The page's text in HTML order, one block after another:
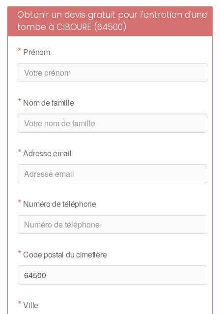
Obtenir un devis gratuit pour l'entretien d'une
tombe à CIBOURE (64500)
* Prénom
* Nom de famille
*Adresse email
* Numéro de téléphone
*Code postal du cimetière
*Ville